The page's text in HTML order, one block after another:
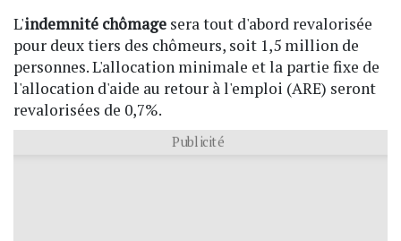
L'indemnité chômage sera tout d'abord revalorisée
pour deux tiers des chômeurs, soit 1,5 million de
personnes. L'allocation minimale et la partie fixe de
l'allocation d'aide au retour à l'emploi (ARE) seront
revalorisées de 0,7%.
Publicité